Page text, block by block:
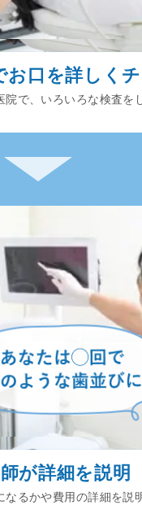
お口を詳しく
で、いろいろな検査を
が詳細を説明
るかや費用の詳細を説